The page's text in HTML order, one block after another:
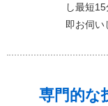
し最短
即お伺い
専門的な